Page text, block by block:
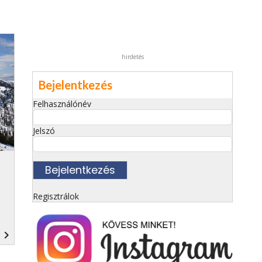
navigate_next
hirdetés
Bejelentkezés
Felhasználónév
Jelszó
Regisztrálok